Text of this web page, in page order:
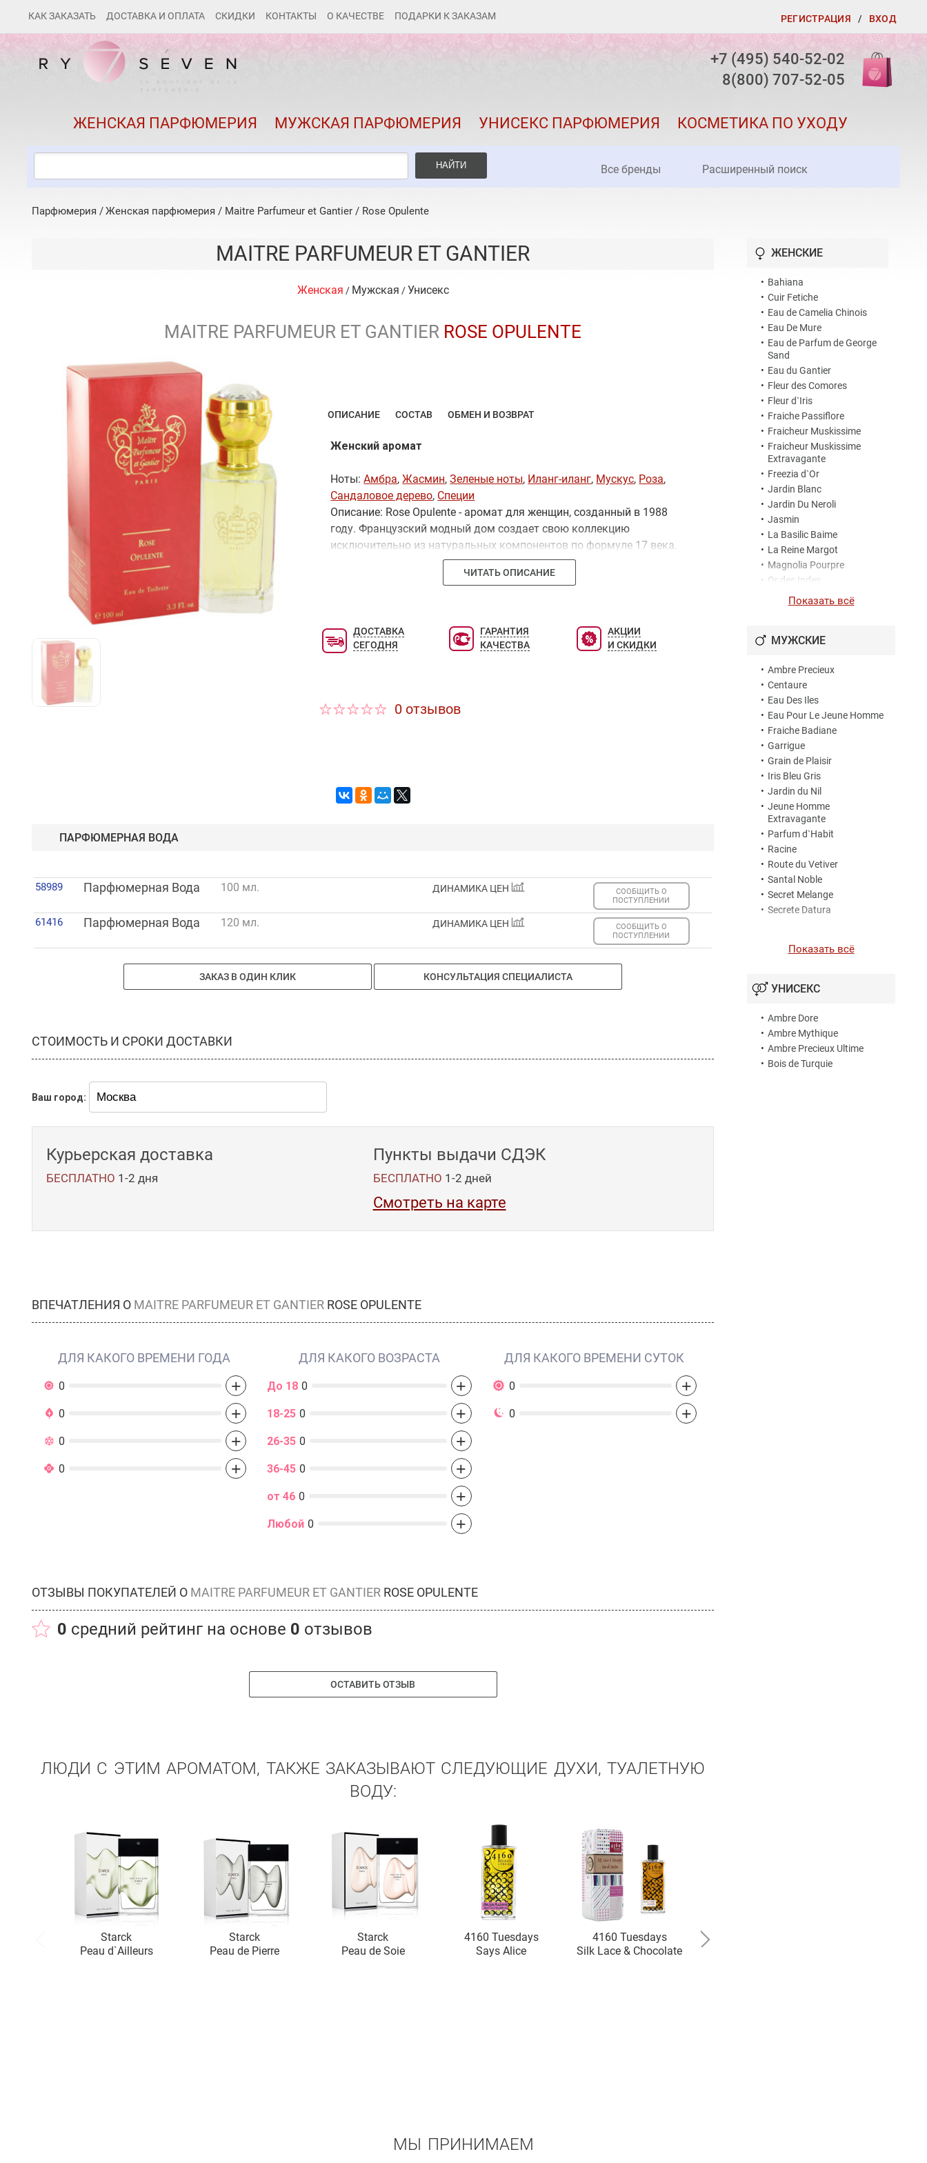
КАК ЗАКАЗАТЬ ДОСТАВКА И ОПЛАТА СКИДКИ КОНТАКТЫ О КАЧЕСТВЕ ПОДАРКИ К ЗАКАЗАМ РЕГИСТРАЦИЯ / ВХОД
КОНТАКТЫ
О КАЧЕСТВЕ
ПОДАРКИ К ЗАКАЗАМ
+7 (495) 540-52-02
8(800) 707-52-05
ЖЕНСКАЯ ПАРФЮМЕРИЯ МУЖСКАЯ ПАРФЮМЕРИЯ УНИСЕКС ПАРФЮМЕРИЯ КОСМЕТИКА ПО УХОДУ
НАЙТИ Все бренды Расширенный поиск
Парфюмерия Женская парфюмерия / Maitre Parfumeur et Gantier / Rose Opulente
MAITRE PARFUMEUR ET GANTIER
Женская / Мужская /Унисекс
MAITRE PARFUMEUR ET GANTIER ROSE OPULENTE
ОПИСАНИЕ СОСТАВ ОБМЕН И ВОЗВРАТ
Женский аромат
Ноты:Амбра,Жасмин,Зеленые ноты, Иланг-иланг, Мускус, Роза,
Сандаловое дерево, Специи
Описание: Rose Opulente - аромат для женщин, созданный в 1988
году. Французский модный дом создает свою коллекцию
исключительно из натуральных компонентов по формуле 17 века.
Запах относится к группе ароматов цветочные. Композиция
аромата состоит из нот: зеленые ноты, роза, жасмин, иланг-иланг,
неповторимое звучание на коже.
ЧИТАТЬ ОПИСАНИЕ
ДОСТАВКА
СЕГОДНЯ
ГАРАНТИЯ
КАЧЕСТВА
АКЦИИ
И СКИДКИ
0 отзывов
ПАРФЮМЕРНАЯ ВОДА
58989 Парфюмерная Вода 100 мл. ДИНАМИКА ЦЕН
СООБЩИТЬ О
ПОСТУПЛЕНИИ
61416 Парфюмерная Вода 120 мл. ДИНАМИКА ЦЕН
СООБЩИТЬ О
ПОСТУПЛЕНИИ
ЗАКАЗ В ОДИН КЛИК КОНСУЛЬТАЦИЯ СПЕЦИАЛИСТА
СТОИМОСТЬ И СРОКИ ДОСТАВКИ
Ваш город:
Курьерская доставка
БЕСПЛАТНО 1-2 дня
Пункты выдачи СДЭК
БЕСПЛАТНО 1-2 дней
Смотреть на карте
ВПЕЧАТЛЕНИЯ О MAITRE PARFUMEUR ET GANTIER ROSE OPULENTE
ДЛЯ КАКОГО ВРЕМЕНИ ГОДА
0 +
0 +
0 +
0 +
ДЛЯ КАКОГО ВОЗРАСТА
До 18 0 +
18-25 0 +
26-35 0 +
36-45 0 +
от 46 0 +
Любой 0 +
ДЛЯ КАКОГО ВРЕМЕНИ СУТОК
0 +
0 +
ОТЗЫВЫ ПОКУПАТЕЛЕЙ О MAITRE PARFUMEUR ET GANTIER ROSE OPULENTE
0 средний рейтинг на основе 0 отзывов
ОСТАВИТЬ ОТЗЫВ
ЛЮДИ С ЭТИМ АРОМАТОМ, ТАКЖЕ ЗАКАЗЫВАЮТ СЛЕДУЮЩИЕ ДУХИ, ТУАЛЕТНУЮ
ВОДУ:
Starck
Peau d`Ailleurs
Starck
Peau de Pierre
Starck
Peau de Soie
4160 Tuesdays
Says Alice
4160 Tuesdays
Silk Lace & Chocolate
ЖЕНСКИЕ
• Bahiana
• Cuir Fetiche
• Eau de Camelia Chinois
• Eau De Mure
• Eau de Parfum de George
Sand
• Eau du Gantier
• Fleur des Comores
• Fleur d`Iris
• Fraiche Passiflore
• Fraicheur Muskissime
• Fraicheur Muskissime
Extravagante
• Freezia d`Or
• Jardin Blanc
• Jardin Du Neroli
• Jasmin
• La Basilic Baime
• La Reine Margot
• Magnolia Pourpre
• Or des Indes
Rose Muskissime
•
Soie Rouge
• Vocalise
• Vocalise Extravagante
Показать всё
МУЖСКИЕ
• Ambre Precieux
• Centaure
• Eau Des Iles
• Eau Pour Le Jeune Homme
• Fraiche Badiane
• Garrigue
• Grain de Plaisir
• Iris Bleu Gris
• Jardin du Nil
• Jeune Homme
Extravagante
• Parfum d`Habit
• Racine
• Route du Vetiver
• Santal Noble
• Secret Melange
• Secrete Datura
Показать всё
УНИСЕКС
• Ambre Dore
• Ambre Mythique
• Ambre Precieux Ultime
• Bois de Turquie
МЫ ПРИНИМАЕМ